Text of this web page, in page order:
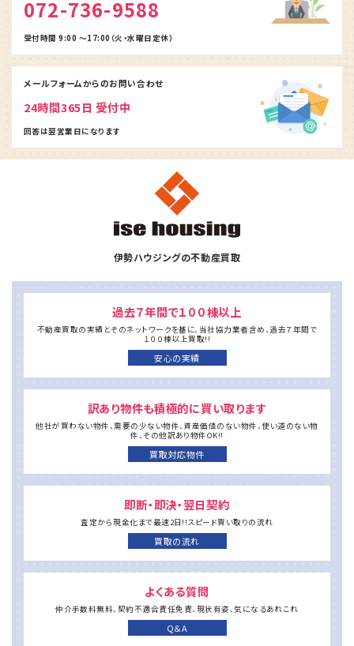
072-736-9588
受付時間 9:00 ～17:00（火・水曜日定休）
メールフォームからのお問い合わせ
24時間365日 受付中
回答は翌営業日になります
伊勢ハウジングの不動産買取
過去７年間で１００棟以上
不動産買取の実績とそのネットワークを基に、 当社協力業者含め、過去７年間で
１００棟以上買取!!
安心の実績
訳あり物件も積極的に買い取ります
他社が買わない物件、需要の少ない物件、 資産価値のない物件、使い道のない物
件、その他訳あり物件OK!!
買取対応物件
即断・即決・翌日契約
査定から現金化まで最速2日!!スピード買い取りの流れ
買取の流れ
よくある質問
仲介手数料無料、 契約不適合責任免責、現状有姿、気になるあれこれ
Q＆A